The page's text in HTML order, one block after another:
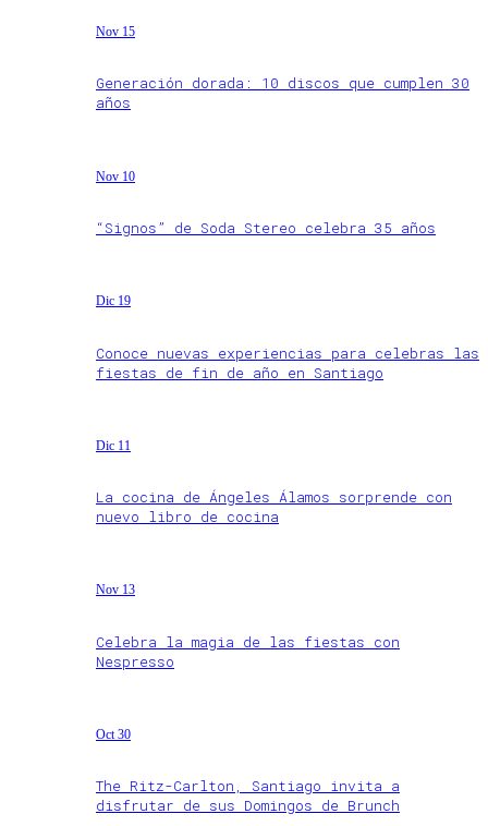
Nov 15
Generación dorada: 10 discos que cumplen 30
años
Nov 10
“Signos” de Soda Stereo celebra 35 años
Dic 19
Conoce nuevas experiencias para celebras las
fiestas de fin de año en Santiago
Dic 11
La cocina de Ángeles Álamos sorprende con
nuevo libro de cocina
Nov 13
Celebra la magia de las fiestas con
Nespresso
Oct 30
The Ritz-Carlton, Santiago invita a
disfrutar de sus Domingos de Brunch